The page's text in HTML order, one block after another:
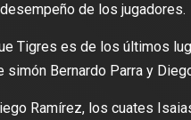
de los jugadores.
Tigres es de los últimos
simón Bernardo Parra y
Ramírez, los cuates